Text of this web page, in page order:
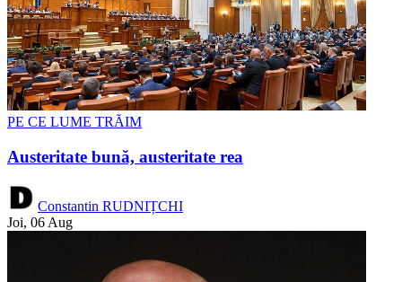
PE CE LUME TRĂIM
Austeritate bună, austeritate rea
Constantin RUDNIȚCHI
Joi, 06 Aug